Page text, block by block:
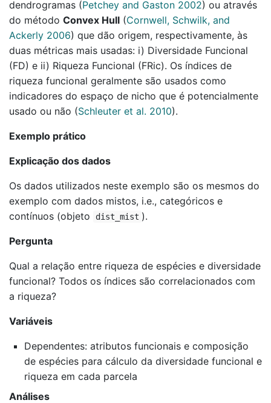
dendrogramas (Petchey and Gaston 2002) ou através
do método Convex Hull (Cornwell, Schwilk, and
Ackerly 2006) que dão origem, respectivamente, às
duas métricas mais usadas: i) Diversidade Funcional
(FD) e ii) Riqueza Funcional (FRic). Os índices de
riqueza funcional geralmente são usados como
indicadores do espaço de nicho que é potencialmente
usado ou não (Schleuter et al. 2010).
Exemplo prático
Explicação dos dados
Os dados utilizados neste exemplo são os mesmos do
exemplo com dados mistos, i.e., categóricos e
contínuos (objeto
dist_mist ).
Pergunta
Qual a relação entre riqueza de espécies e diversidade
funcional? Todos os índices são correlacionados com
a riqueza?
Variáveis
Dependentes: atributos funcionais e composição
de espécies para cálculo da diversidade funcional e
riqueza em cada parcela
Análises